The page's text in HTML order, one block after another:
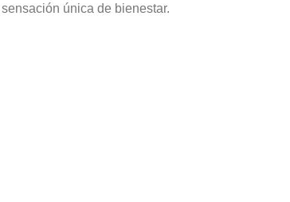
única de bienestar.